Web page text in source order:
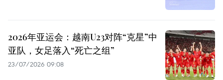
2026年亚运会：越南U23对阵“克星”中
亚队，女足落入“死亡之组”
23/07/2026 09:08